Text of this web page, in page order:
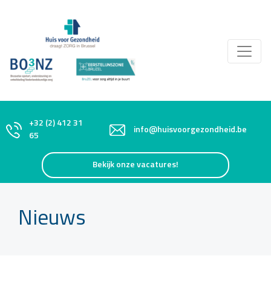
+32 (2) 412 31
65
info@huisvoorgezondheid.be
Bekijk onze vacatures!
Nieuws